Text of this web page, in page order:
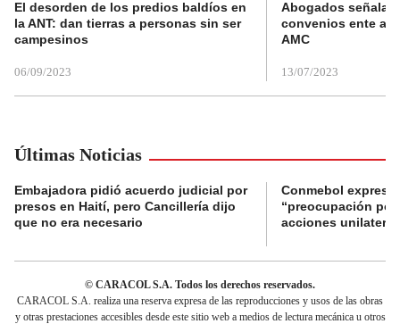
El desorden de los predios baldíos en
la ANT: dan tierras a personas sin ser
campesinos
06/09/2023
Abogados
convenios ente
AMC
13/07/2023
Últimas Noticias
Embajadora pidió acuerdo judicial por
presos en Haití, pero Cancillería dijo
que no era necesario
Conmebol expresó
“preocupación
acciones
© CARACOL S.A. Todos los derechos reservados.
CARACOL S.A. realiza una reserva expresa de las reproducciones y usos de las obras
y otras prestaciones accesibles desde este sitio web a medios de lectura mecánica u otros